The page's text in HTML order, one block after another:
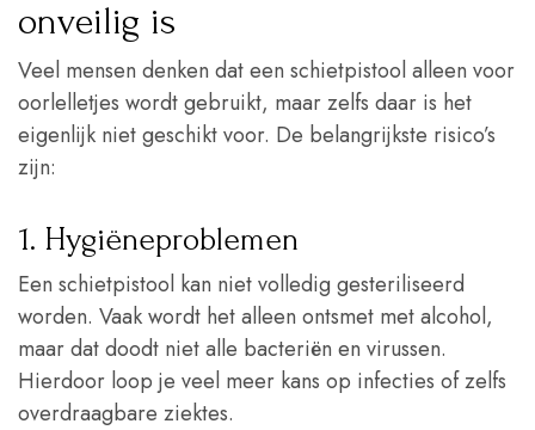
onveilig is
Veel mensen denken dat een schietpistool alleen voor
oorlelletjes wordt gebruikt, maar zelfs daar is het
eigenlijk niet geschikt voor. De belangrijkste risico’s
zijn:
1. Hygiëneproblemen
Een schietpistool kan niet volledig gesteriliseerd
worden. Vaak wordt het alleen ontsmet met alcohol,
maar dat doodt niet alle bacteriën en virussen.
Hierdoor loop je veel meer kans op infecties of zelfs
overdraagbare ziektes.